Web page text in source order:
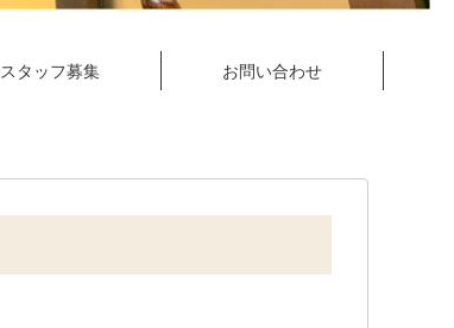
スタッフ募集 お問い合わせ